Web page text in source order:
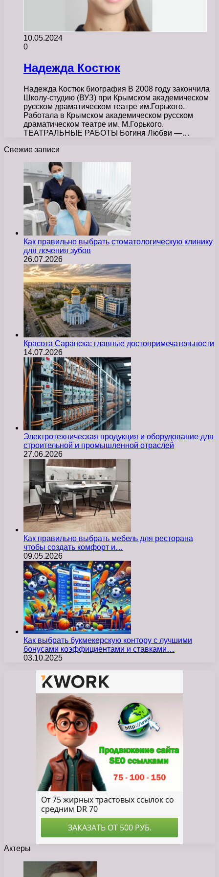
10.05.2024
0
Надежда Костюк
Надежда Костюк биография В 2008 году закончила
Школу-студию (ВУЗ) при Крымском академическом
русском драматическом театре им.Горького.
Работала в Крымском академическом русском
драматическом театре им. М.Горького.
ТЕАТРАЛЬНЫЕ РАБОТЫ Богиня Любви —…
Свежие записи
Как правильно выбрать стоматологическую клинику
для лечения зубов
26.07.2026
Красота Саранска: главные достопримечательности
14.07.2026
Электротехническая продукция и оборудование для
строительной и промышленной отраслей
27.06.2026
Как правильно выбрать мебель для ресторана
чтобы создать комфорт и…
09.05.2026
Как выбрать букмекерскую контору с лучшими
бонусами коэффициентами и ставками…
03.10.2025
Актеры